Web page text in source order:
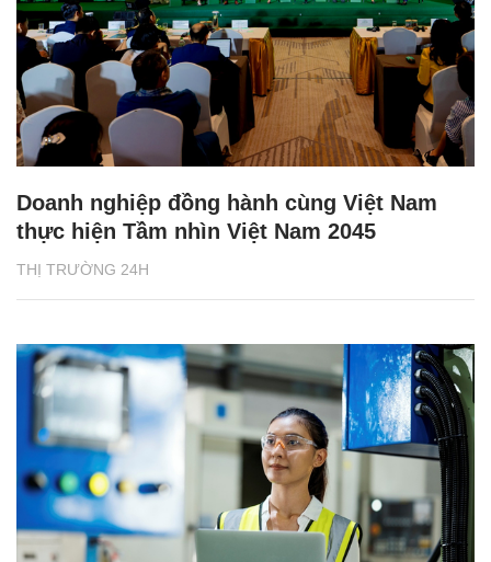
THỊ TRƯỜNG 24H
Doanh nghiệp đồng hành cùng Việt Nam
thực hiện Tầm nhìn Việt Nam 2045